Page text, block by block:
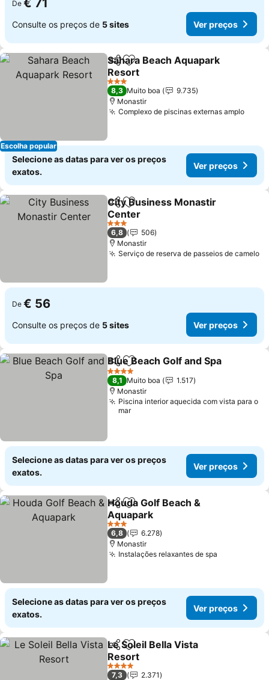
De € 71
Consulte os preços de 5 sites Ver preços
Escolha popular
PartilharAdicionar aos favoritos
Sahara Beach Aquapark
Resort
Ver preços
3 Estrelas
8,3 Muito boa
9.735
Monastir
Complexo de piscinas externas amploVer
Selecione as datas para ver os preços
exatos.
Ver preços
PartilharAdicionar aos favoritos
City Business Monastir
Center
Ver preços
3 Estrelas
6,8
506
Monastir
Serviço de reserva de passeios de camelo
De € 56
Consulte os preços de 5 sites Ver preços
PartilharAdicionar aos favoritos
Blue Beach Golf and Spa
4 Estrelas
8,1 Muito boa
1.517
Monastir
Piscina interior aquecida com vista para o
mar
Selecione as datas para ver os preços
exatos.
Ver preços
PartilharAdicionar aos favoritos
Houda Golf Beach &
Aquapark
Ver preços
3 Estrelas
6,8
6.278
Monastir
Instalações relaxantes de spa
Selecione as datas para ver os preços
exatos.
Ver preços
PartilharAdicionar aos favoritos
Le Soleil Bella Vista
Resort
Ver preços
4 Estrelas
7,3
2.371